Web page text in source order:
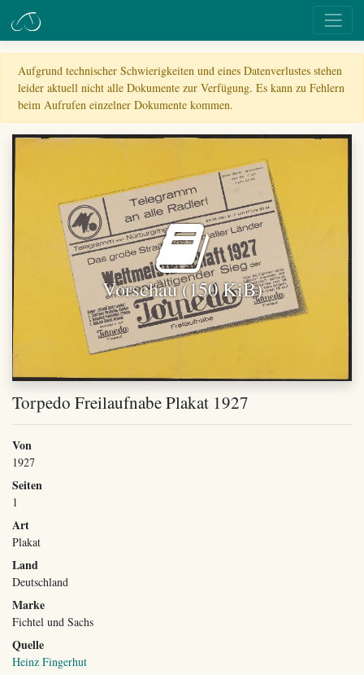
Aufgrund technischer Schwierigkeiten und eines Datenverlustes stehen
leider aktuell nicht alle Dokumente zur Verfügung. Es kann zu Fehlern
beim Aufrufen einzelner Dokumente kommen.
Vorschau (150 KiB)
Torpedo Freilaufnabe Plakat 1927
Von
1927
Seiten
1
Art
Plakat
Land
Deutschland
Marke
Fichtel und Sachs
Quelle
Heinz Fingerhut